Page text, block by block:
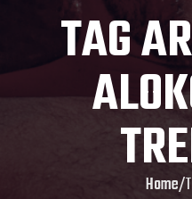
TAG
Home/